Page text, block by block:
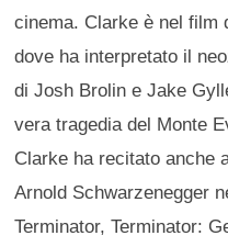
cinema. Clarke è nel film
dove ha interpretato il
di Josh Brolin e Jake
vera tragedia del Monte
Clarke ha recitato anche
Arnold Schwarzenegger
Terminator, Terminator: